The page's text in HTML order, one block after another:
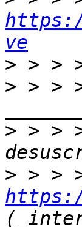
ve
>
> > >
> > >
>